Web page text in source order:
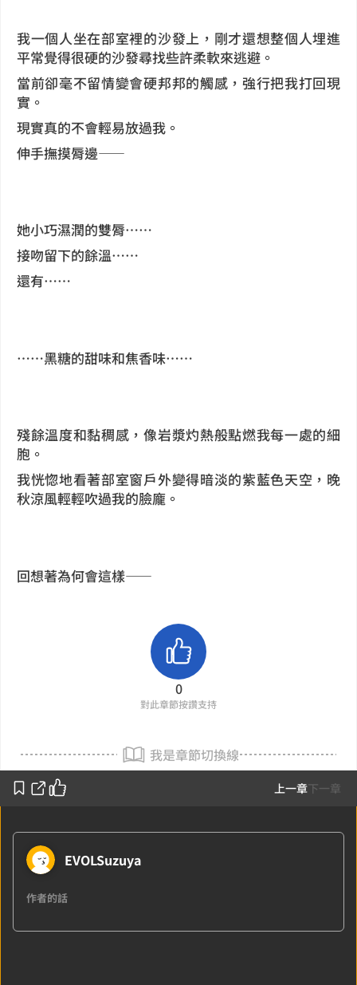
上一章下一章
我一個人坐在部室裡的沙發上，剛才還想整個人埋進
平常覺得很硬的沙發尋找些許柔軟來逃避。
當前卻毫不留情變會硬邦邦的觸感，強行把我打回現
實。
現實真的不會輕易放過我。
伸手撫摸脣邊——
她小巧濕潤的雙脣……
接吻留下的餘溫……
還有……
……黑糖的甜味和焦香味……
殘餘溫度和黏稠感，像岩漿灼熱般點燃我每一處的細
胞。
我恍惚地看著部室窗戶外變得暗淡的紫藍色天空，晚
秋涼風輕輕吹過我的臉龐。
回想著為何會這樣——
0
對此章節按讚支持
我是章節切換線
EVOLSuzuya
作者的話